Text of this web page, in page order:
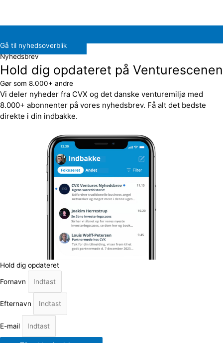
Gå til nyhedsoverblik
Nyhedsbrev
Hold dig opdateret på Venturescenen
Gør som 8.000+ andre
Vi deler nyheder fra CVX og det danske venturemiljø med
8.000+ abonnenter på vores nyhedsbrev. Få alt det bedste
direkte i din indbakke.
Hold dig opdateret
Fornavn
Efternavn
E-mail